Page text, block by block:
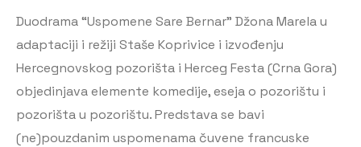
Duodrama “Uspomene Sare Bernar” Džona Marela u
adaptaciji i režiji Staše Koprivice i izvođenju
Hercegnovskog pozorišta i Herceg Festa (Crna Gora)
objedinjava elemente komedije, eseja o pozorištu i
pozorišta u pozorištu. Predstava se bavi
(ne)pouzdanim uspomenama čuvene francuske